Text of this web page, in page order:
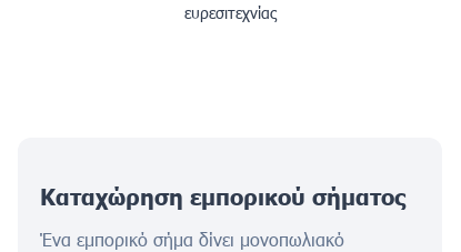
ευρεσιτεχνίας
Καταχώρηση εμπορικού σήματος
Ένα εμπορικό σήμα δίνει μονοπωλιακό